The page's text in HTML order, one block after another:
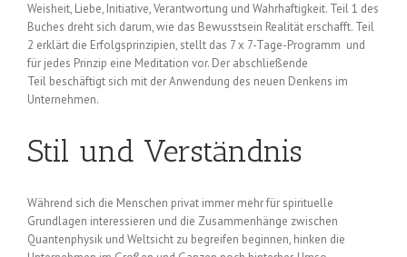
Weisheit, Liebe, Initiative, Verantwortung und Wahrhaftigkeit. Teil 1 des
Buches dreht sich darum, wie das Bewusstsein Realität erschafft. Teil
2 erklärt die Erfolgsprinzipien, stellt das 7 x 7-Tage-Programm und
für jedes Prinzip eine Meditation vor. Der abschließende
Teil beschäftigt sich mit der Anwendung des neuen Denkens im
Unternehmen.
Stil und Verständnis
Während sich die Menschen privat immer mehr für spirituelle
Grundlagen interessieren und die Zusammenhänge zwischen
Quantenphysik und Weltsicht zu begreifen beginnen, hinken die